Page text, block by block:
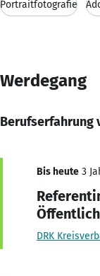
Portraitfotografie
Werdegang
Berufserfahrung
Bis heute 3
DRK